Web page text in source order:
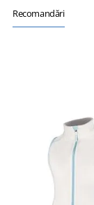
Recomandări